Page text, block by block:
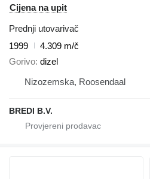
Cijena na upit
Prednji utovarivač
1999
4.309 m/č
Gorivo dizel
Nizozemska, Roosendaal
BREDI B.V.